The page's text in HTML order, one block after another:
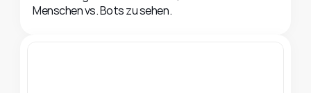
Menschen vs. Bots zu sehen.